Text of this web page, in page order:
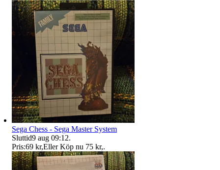
Sega Chess - Sega Master System
Sluttid9 aug 09:12.
Pris:69 kr,Eller Köp nu 75 kr,.